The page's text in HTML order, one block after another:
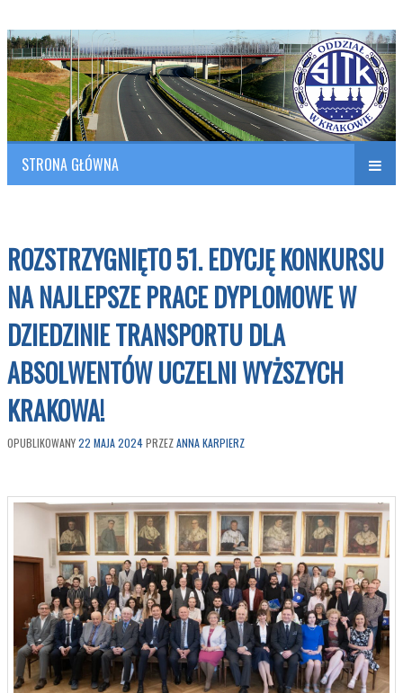
SITK RP Oddział w KRAKOWIE
Polish Association of Engineers & Technicians of Transportation
STRONA GŁÓWNA
ROZSTRZYGNIĘTO 51. EDYCJĘ KONKURSU
NA NAJLEPSZE PRACE DYPLOMOWE W
DZIEDZINIE TRANSPORTU DLA
ABSOLWENTÓW UCZELNI WYŻSZYCH
KRAKOWA!
OPUBLIKOWANY22 MAJA 2024PRZEZANNA KARPIERZ